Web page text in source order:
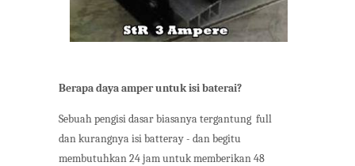
Berapa daya amper untuk isi baterai?
Sebuah pengisi dasar biasanya tergantung full
dan kurangnya isi batteray - dan begitu
membutuhkan 24 jam untuk memberikan 48